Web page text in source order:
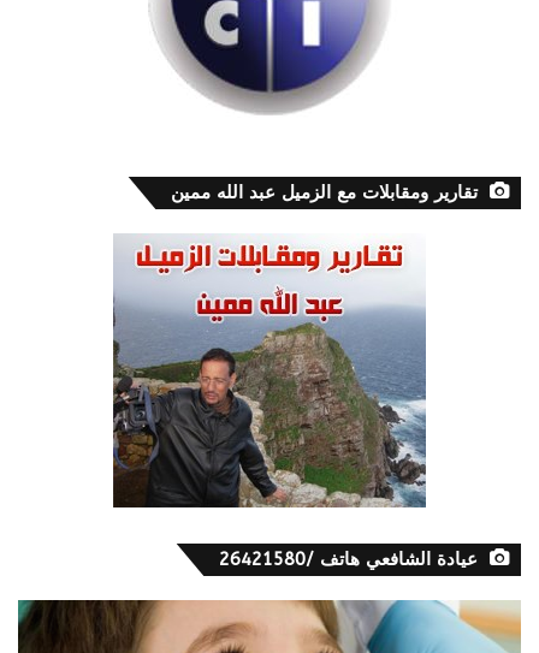
تقارير ومقابلات مع الزميل عبد الله ممين
عيادة الشافعي هاتف /26421580